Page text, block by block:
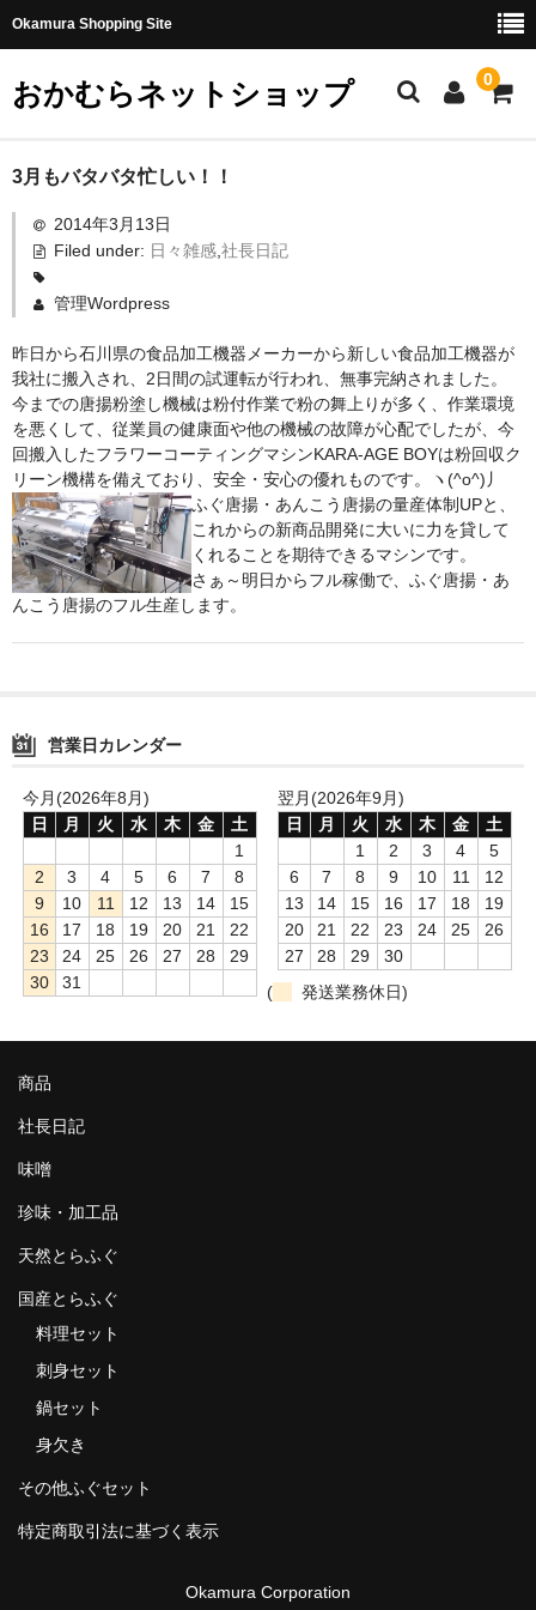
Okamura Shopping Site
おかむらネットショップ 0
商品
社長日記
味噌
天然とらふぐ
国産とらふぐ
料理セット
刺身セット
鍋セット
3月もバタバタ忙しい！！
2014年3月13日
Filed under: 日々雑感, 社長日記
管理Wordpress
昨日から石川県の食品加工機器メーカーから新しい食品加工機器が
我社に搬入され、2日間の試運転が行われ、無事完納されました。
今までの唐揚粉塗し機械は粉付作業で粉の舞上りが多く、作業環境
を悪くして、従業員の健康面や他の機械の故障が心配でしたが、今
回搬入したフラワーコーティングマシンKARA-AGE BOYは粉回収ク
リーン機構を備えており、安全・安心の優れものです。ヽ(^o^)丿
ふぐ唐揚・あんこう唐揚の量産体制UPと、
これからの新商品開発に大いに力を貸して
くれることを期待できるマシンです。
さぁ～明日からフル稼働で、ふぐ唐揚・あ
んこう唐揚のフル生産します。
営業日カレンダー
今月(2026年8月)
日
月 火 水 木 金
土
1
2
3 4 5 6 7
8
9
10 11 12 13 14
15
16
17 18 19 20 21
22
23
24 25 26 27 28
29
30
31
翌月(2026年9月)
日
月 火 水 木 金
土
1
2 3 4
5
6
7 8 9 10 11
12
13
14 15 16 17 18
19
20
21 22 23 24 25
26
27
28 29
30
(
発送業務休日)
商品
社長日記
味噌
珍味・加工品
天然とらふぐ
国産とらふぐ
料理セット
刺身セット
鍋セット
身欠き
その他ふぐセット
特定商取引法に基づく表示
Okamura Corporation